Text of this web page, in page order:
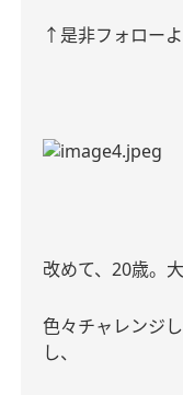
↑是非フォロー
改めて、20歳。
色々チャレンジ
し、